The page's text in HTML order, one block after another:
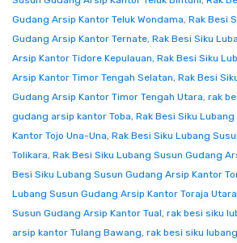
Gudang Arsip Kantor Teluk Wondama, Rak Besi
Gudang Arsip Kantor Ternate, Rak Besi Siku
Arsip Kantor Tidore Kepulauan, Rak Besi Siku
Arsip Kantor Timor Tengah Selatan, Rak Besi
Gudang Arsip Kantor Timor Tengah Utara, rak
gudang arsip kantor Toba, Rak Besi Siku
Kantor Tojo Una-Una, Rak Besi Siku Lubang
Tolikara, Rak Besi Siku Lubang Susun Gudang
Besi Siku Lubang Susun Gudang Arsip Kantor
Lubang Susun Gudang Arsip Kantor Toraja Utara
Susun Gudang Arsip Kantor Tual, rak besi siku
arsip kantor Tulang Bawang, rak besi siku